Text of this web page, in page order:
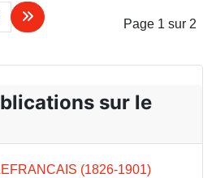
Page 1 sur 2
sur le
(1826-1901)